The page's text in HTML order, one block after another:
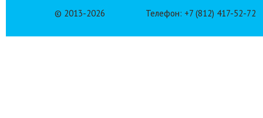
© 2013-2026 Телефон: +7 (812) 417-52-72